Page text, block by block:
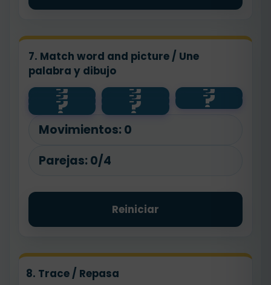
7. Match word and picture / Une
palabra y dibujo
?
cereal ?
milk ?
🥛
?
bread ?
🍞 ?
egg
?
🥣 ?
🥚
Movimientos: 0
Parejas: 0/4
Reiniciar
8. Trace / Repasa